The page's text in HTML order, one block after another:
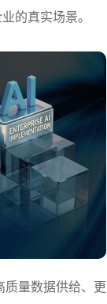
的真实场景。
量数据供给、更